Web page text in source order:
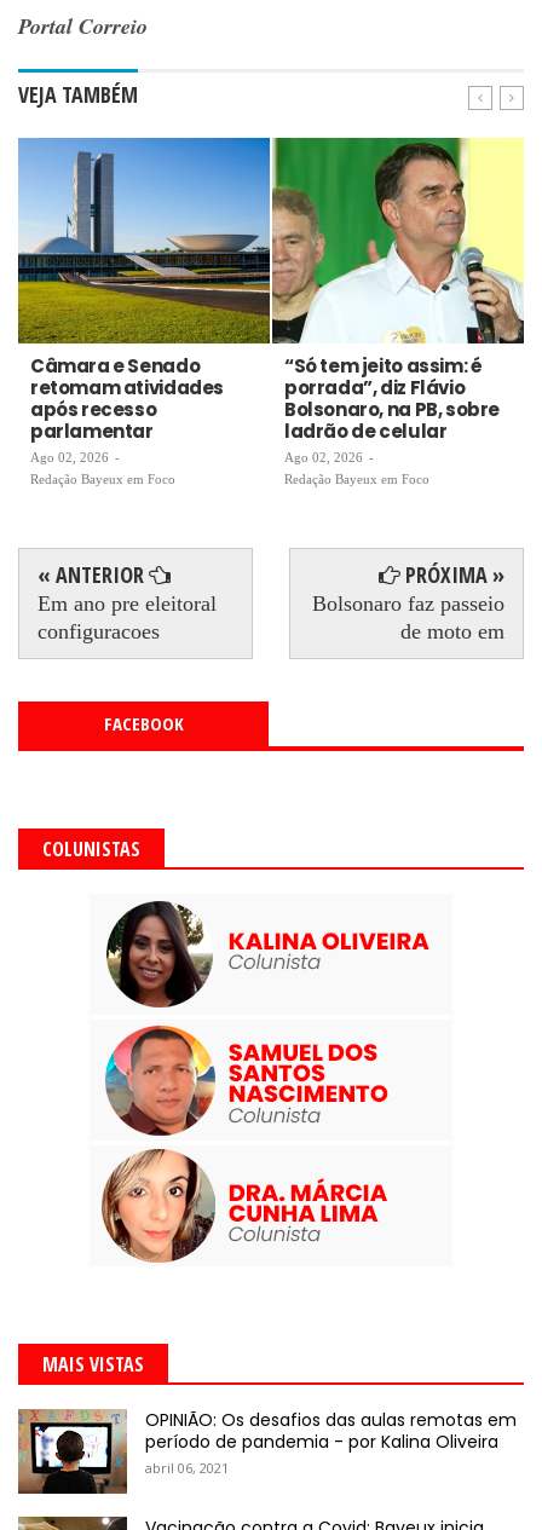
Portal Correio
VEJA TAMBÉM
Câmara e Senado
retomam atividades
após recesso
parlamentar
Ago 02, 2026 -
Redação Bayeux em Foco
“Só tem jeito assim: é
porrada”, diz Flávio
Bolsonaro, na PB, sobre
ladrão de celular
Ago 02, 2026 -
Redação Bayeux em Foco
« ANTERIOR
Em ano pre eleitoral
configuracoes
PRÓXIMA »
Bolsonaro faz passeio
de moto em
FACEBOOK
COLUNISTAS
MAIS VISTAS
OPINIÃO: Os desafios das aulas remotas em
período de pandemia - por Kalina Oliveira
abril 06, 2021